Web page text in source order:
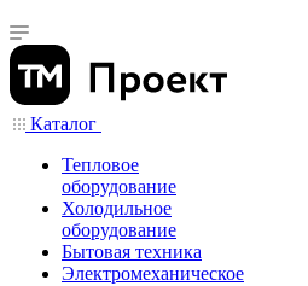
Каталог
Тепловое
оборудование
Холодильное
оборудование
Бытовая техника
Электромеханическое